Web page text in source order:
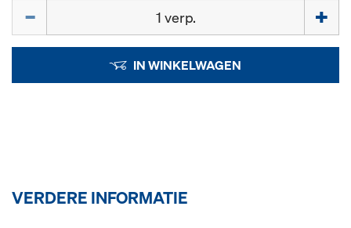
IN WINKELWAGEN
VERDERE INFORMATIE